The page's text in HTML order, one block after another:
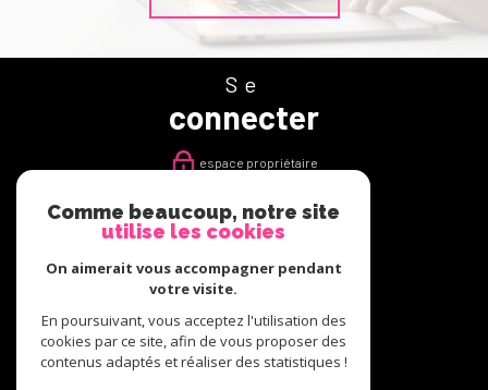
Se
connecter
espace propriétaire
Nous
suivre
Nous
Comme beaucoup, notre site
utilise les cookies
On aimerait vous accompagner pendant
votre visite.
En poursuivant, vous acceptez l'utilisation des
cookies par ce site, afin de vous proposer des
contenus adaptés et réaliser des statistiques !